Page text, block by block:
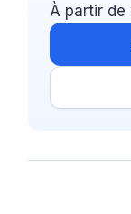
À partir